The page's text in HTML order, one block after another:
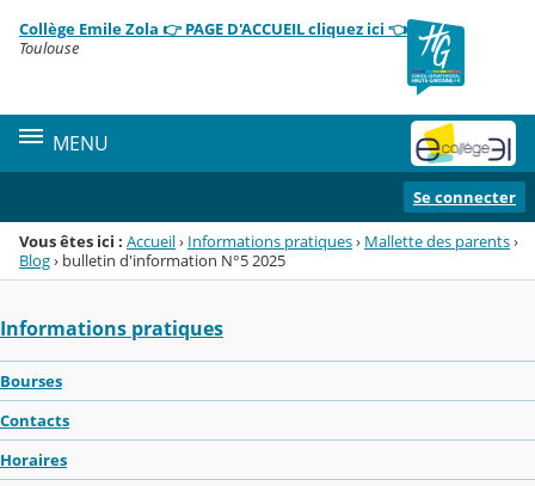
Menu de la rubrique
Contenu
Collège Emile Zola 👉 PAGE D'ACCUEIL cliquez ici 👈
Toulouse
MENU
Se connecter
Vous êtes ici : Accueil› Informations pratiques› Mallette des parents›
Blog› bulletin d'information N°5 2025
Informations pratiques
Bourses
Contacts
Horaires